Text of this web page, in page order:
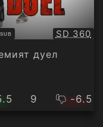
SUB SD 360
дуел
9 -6.5